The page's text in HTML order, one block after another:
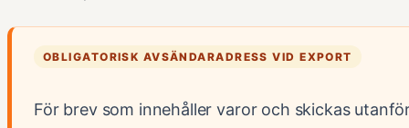
OBLIGATORISK AVSÄNDARADRESS VID EXPORT
För brev som innehåller varor och skickas